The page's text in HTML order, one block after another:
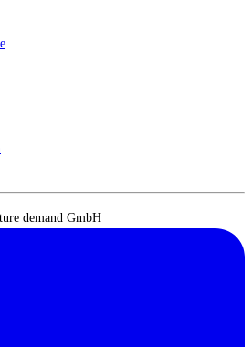
demand GmbH